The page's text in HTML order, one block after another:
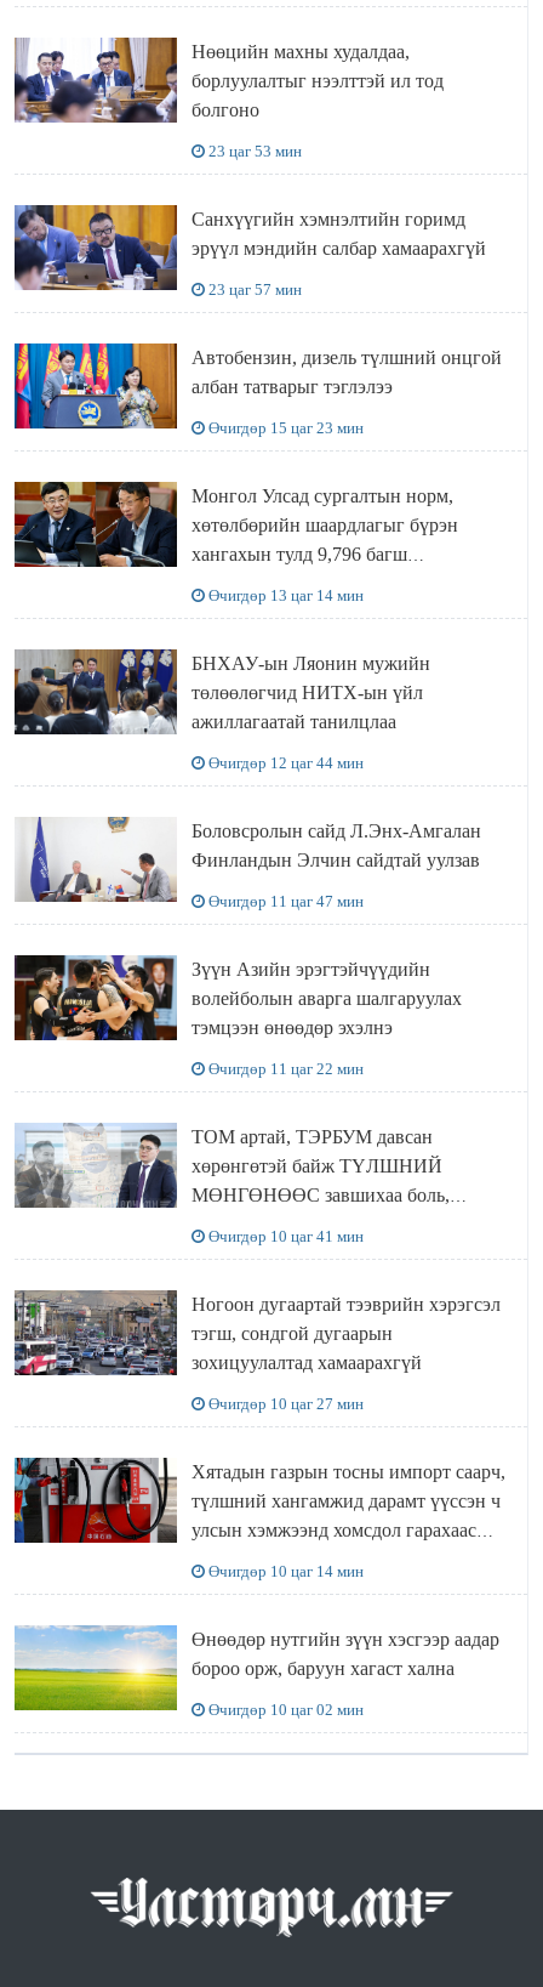
Нөөцийн махны худалдаа,
борлуулалтыг нээлттэй ил тод
болгоно
23 цаг 53 мин
Санхүүгийн хэмнэлтийн горимд
эрүүл мэндийн салбар хамаарахгүй
23 цаг 57 мин
Автобензин, дизель түлшний онцгой
албан татварыг тэглэлээ
Өчигдөр 15 цаг 23 мин
Монгол Улсад сургалтын норм,
хөтөлбөрийн шаардлагыг бүрэн
хангахын тулд 9,796 багш
Өчигдөр 13 цаг 14 мин
БНХАУ-ын Ляонин мужийн
төлөөлөгчид НИТХ-ын үйл
ажиллагаатай танилцлаа
Өчигдөр 12 цаг 44 мин
Боловсролын сайд Л.Энх-Амгалан
Финландын Элчин сайдтай уулзав
Өчигдөр 11 цаг 47 мин
Зүүн Азийн эрэгтэйчүүдийн
волейболын аварга шалгаруулах
тэмцээн өнөөдөр эхэлнэ
Өчигдөр 11 цаг 22 мин
ТОМ артай, ТЭРБУМ давсан
хөрөнгөтэй байж ТҮЛШНИЙ
МӨНГӨНӨӨС завшихаа боль,
Өчигдөр 10 цаг 41 мин
Ногоон дугаартай тээврийн хэрэгсэл
тэгш, сондгой дугаарын
зохицуулалтад хамаарахгүй
Өчигдөр 10 цаг 27 мин
Хятадын газрын тосны импорт саарч,
түлшний хангамжид дарамт үүссэн ч
улсын хэмжээнд хомсдол гарахаас
Өчигдөр 10 цаг 14 мин
Өнөөдөр нутгийн зүүн хэсгээр аадар
бороо орж, баруун хагаст хална
Өчигдөр 10 цаг 02 мин